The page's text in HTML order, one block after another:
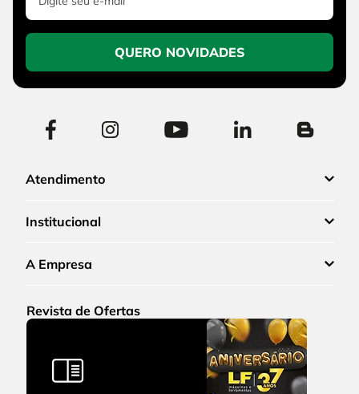
QUERO NOVIDADES
Atendimento
Institucional
A Empresa
Revista de Ofertas